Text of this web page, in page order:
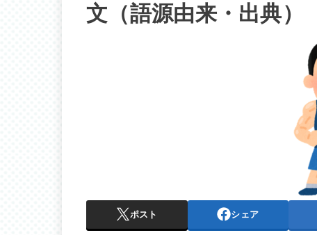
文（語源由来・出典）
ポスト シェア